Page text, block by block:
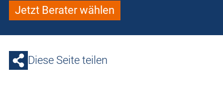
Jetzt Berater wählen
Diese Seite teilen